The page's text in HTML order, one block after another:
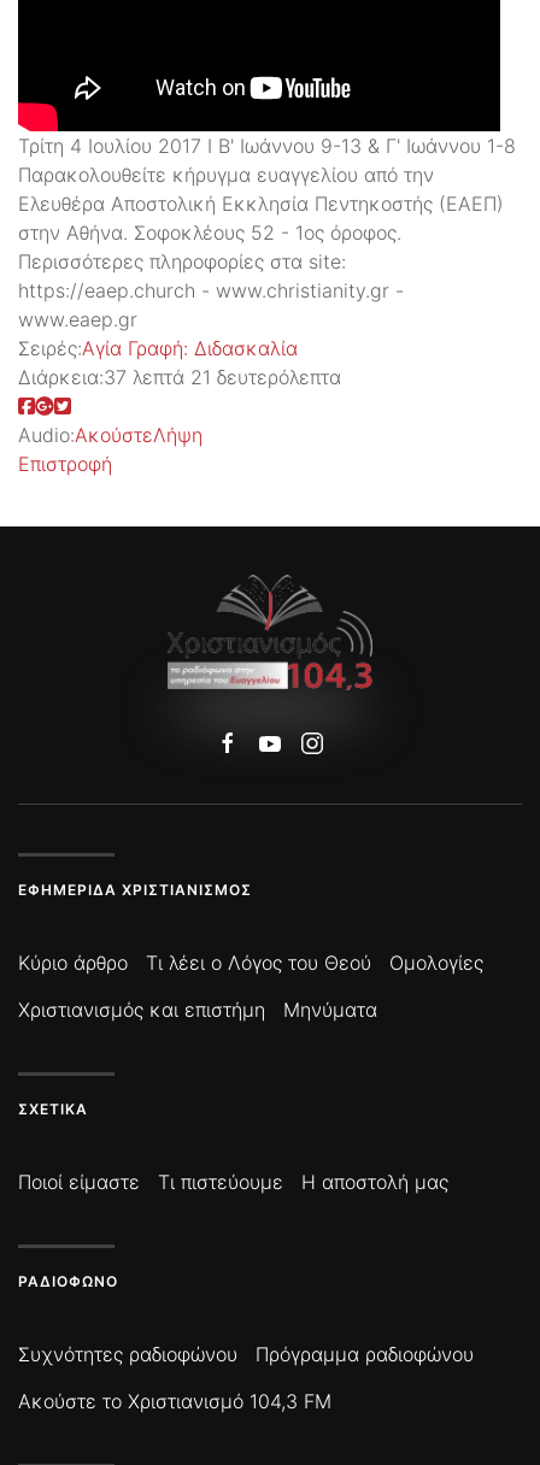
Τρίτη 4 Ιουλίου 2017 Ι Β' Ιωάννου 9-13 & Γ' Ιωάννου 1-8
Παρακολουθείτε κήρυγμα ευαγγελίου από την
Ελευθέρα Αποστολική Εκκλησία Πεντηκοστής (ΕΑΕΠ)
στην Αθήνα. Σοφοκλέους 52 - 1ος όροφος.
Περισσότερες πληροφορίες στα site:
https://eaep.church - www.christianity.gr -
www.eaep.gr
Σειρές:Aγία Γραφή: Διδασκαλία
Διάρκεια:37 λεπτά 21 δευτερόλεπτα
Audio:ΑκούστεΛήψη
Επιστροφή
ΕΦΗΜΕΡΊΔΑ ΧΡΙΣΤΙΑΝΙΣΜΌΣ
Κύριο άρθρο Τι λέει ο Λόγος του Θεού
Ομολογίες
Χριστιανισμός και επιστήμη
Μηνύματα
ΣΧΕΤΙΚΆ
Ποιοί είμαστε Τι πιστεύουμε Η αποστολή μας
ΡΑΔΙΌΦΩΝΟ
Συχνότητες ραδιοφώνου
Πρόγραμμα ραδιοφώνου
Ακούστε το Χριστιανισμό 104,3 FM